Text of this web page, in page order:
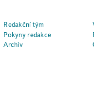
Redakční tým
Pokyny redakce
Archiv